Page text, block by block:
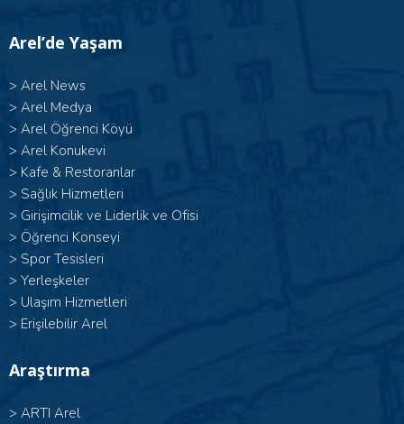
Arel’de Yaşam
> Arel News
> Arel Medya
> Arel Öğrenci Köyü
> Arel Konukevi
> Kafe & Restoranlar
> Sağlık Hizmetleri
> Girişimcilik ve Liderlik ve Ofisi
> Öğrenci Konseyi
> Spor Tesisleri
> Yerleşkeler
> Ulaşım Hizmetleri
> Erişilebilir Arel
Araştırma
> ARTI Arel